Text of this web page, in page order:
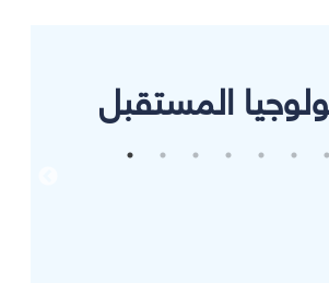
المستقبل